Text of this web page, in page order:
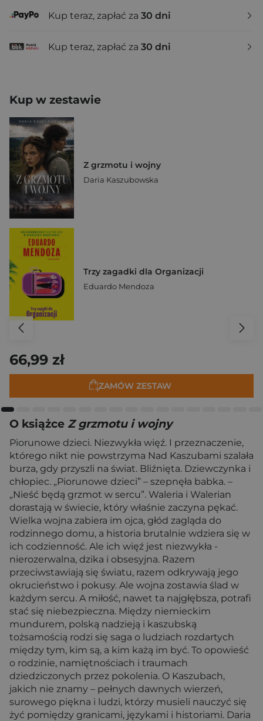
Kup teraz, zapłać za 30 dni
Kup teraz, zapłać za 30 dni
Kup w zestawie
Z grzmotu i wojny
Daria Kaszubowska
Trzy zagadki dla Organizacji
Eduardo Mendoza
66,99 zł
ZAMÓW ZESTAW
O książce Z grzmotu i wojny
Piorunowe dzieci. Niezwykła więź. I przeznaczenie,
którego nikt nie powstrzyma Nad Kaszubami szalała
burza, gdy przyszli na świat. Bliźnięta. Dziewczynka i
chłopiec. „Piorunowe dzieci” – szepnęła babka. –
„Nieść będą grzmot w sercu”. Waleria i Walerian
dorastają w świecie, który właśnie zaczyna pękać.
Wielka wojna zabiera im ojca, głód zagląda do
rodzinnego domu, a historia brutalnie wdziera się w
ich codzienność. Ale ich więź jest niezwykła -
nierozerwalna, dzika i obsesyjna. Razem
przeciwstawiają się światu, razem odkrywają jego
okrucieństwo i pokusy. Ale wojna zostawia ślad w
każdym sercu. A miłość, nawet ta najgłębsza, potrafi
stać się niebezpieczna. Między niemieckim
mundurem, polską nadzieją i kaszubską
tożsamością rodzi się saga o ludziach rozdartych
między tym, kim są, a kim każą im być. To opowieść
o rodzinie, namiętnościach i traumach
dziedziczonych przez pokolenia. O Kaszubach,
jakich nie znamy – pełnych dawnych wierzeń,
surowego piękna i ludzi, którzy musieli nauczyć się
żyć pomiędzy granicami, językami i historiami. Daria